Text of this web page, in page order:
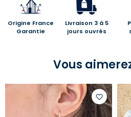
Origine France
Garantie
Livraison 3 à 5
jours ouvrés
Vous
Ajouter